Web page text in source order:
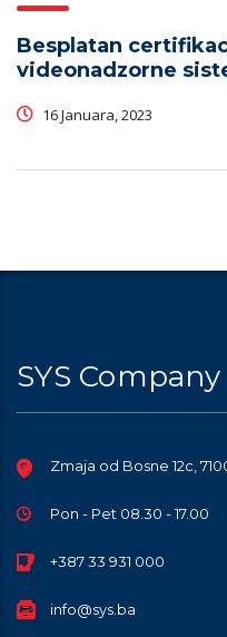
Besplatan
videonadzorne
16 Januara, 2023
SYS Company
Zmaja od Bosne 12c,
Pon - Pet 08.30 - 17.00
+387 33 931 000
info@sys.ba